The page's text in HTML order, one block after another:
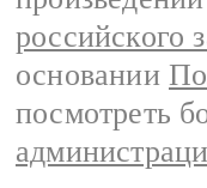
российского
основании
посмотреть